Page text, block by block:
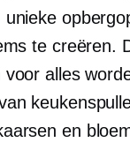
te creëren.
voor alles
en